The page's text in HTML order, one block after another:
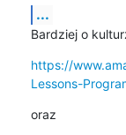
...
Bardziej o
https://
Lessons-
oraz